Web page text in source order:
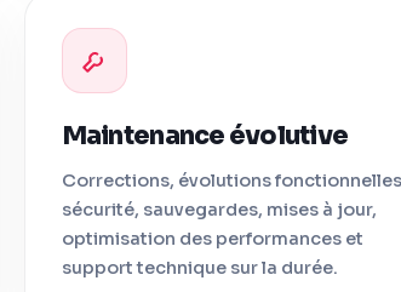
Maintenance évolutive
Corrections, évolutions
sécurité, sauvegardes, mises à jour,
optimisation des performances et
support technique sur la durée.